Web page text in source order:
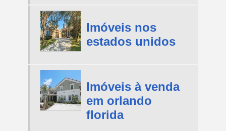
Imóveis nos
estados unidos
Imóveis à venda
em orlando
florida